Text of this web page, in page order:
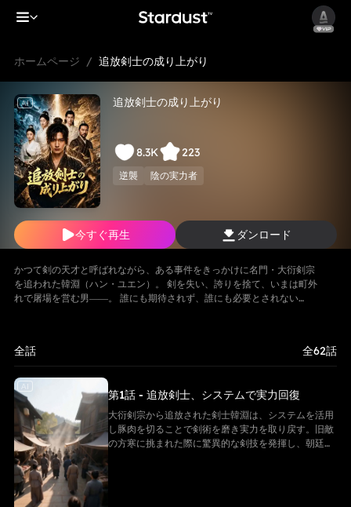
ホームページ / 追放剣士の成り上がり
AI 追放剣士の成り上がり
8.3K 223
逆襲 陰の実力者
今すぐ再生 ダンロード
かつて剣の天才と呼ばれながら、ある事件をきっかけに名門・大衍剣宗
を追われた韓淵（ハン・ユエン）。 剣を失い、誇りを捨て、いまは町外
れで屠場を営む男――。 誰にも期待されず、誰にも必要とされない
て、血と引き換えに力を与える禁忌の剣。 再び剣を握った韓淵を待って
いたのは、かつての仲間との対立、隠された真実、そして自らを追放し
た剣宗との避けられない因縁だった。 復讐のためか。 失われた誇りを
取り戻すためか。 それとも――守りたい誰かのためか。 すべてを失っ
た男の剣が、再び運命を斬り開く――。
全話 全62話
AI
第1話 - 追放剣士、システムで実力回復
大衍剣宗から追放された剣士韓淵は、システムを活用
し豚肉を切ることで剣術を磨き実力を取り戻す。旧敵
の方寒に挑まれた際に驚異的な剣技を発揮し、朝廷の